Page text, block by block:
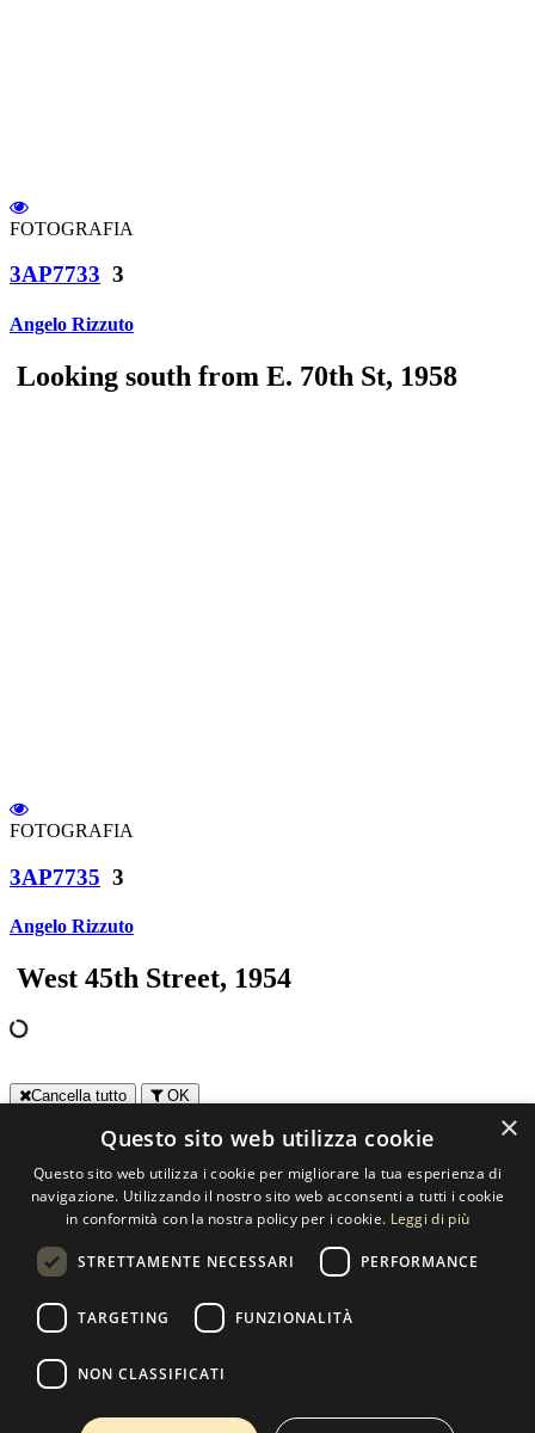
FOTOGRAFIA
3AP7733 3
Angelo Rizzuto
Looking south from E. 70th St, 1958
FOTOGRAFIA
3AP7735 3
Angelo Rizzuto
West 45th Street, 1954
Cancella tutto OK
SELECTED ARTWORKS srl
Piazzale Cuoco, 4 - 20137 Milano
+39 02 54.669.17
info@selectedartworks.com
Copyright 2022 Selected Artworks srl -Cookie - P. IVA
×
Questo sito web utilizza cookie
Questo sito web utilizza i cookie per migliorare la tua esperienza di
navigazione. Utilizzando il nostro sito web acconsenti a tutti i cookie
in conformità con la nostra policy per i cookie. Leggi di più
STRETTAMENTE NECESSARI PERFORMANCE
TARGETING FUNZIONALITÀ
NON CLASSIFICATI